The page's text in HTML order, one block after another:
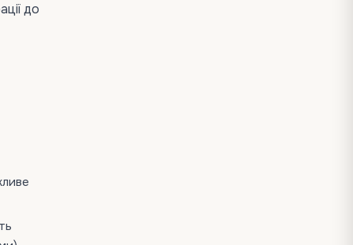
до